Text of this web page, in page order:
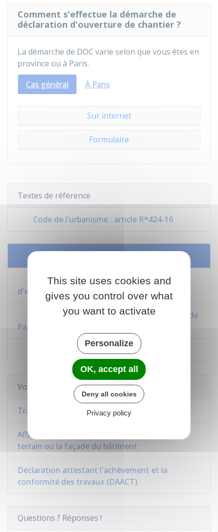
Comment s'effectue la démarche de
déclaration d'ouverture de chantier ?
La démarche de DOC varie selon que vous êtes en
province ou à Paris.
Cas général
À Paris
Sur internet
Formulaire
Textes de référence
Code de l'urbanisme : article R*424-16
Services en ligne et formulaires
Assistance pour votre demande
d'autorisation d'urbanisme
Bureau accueil et service à l'usager (Basu) de
Paris : guichet électronique unique
Déclaration d'ouverture de chantier
Voir aussi
Travaux
Affichage de l'autorisation d'urbanisme sur le
terrain ou la façade du bâtiment
Déclaration attestant l'achèvement et la
conformité des travaux (DAACT)
Questions ? Réponses !
This site uses cookies and
gives you control over what
you want to activate
Personalize
OK, accept all
Deny all cookies
Privacy policy